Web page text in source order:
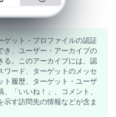
ゲット・プロファイルの認証
き、ユーザー・アーカイブの
る。このアーカイブには、認
ワード、ターゲットのメッセ
ト履歴、ターゲット・ユーザ
「いいね！」、コメント、
示す訪問先の情報などが含ま